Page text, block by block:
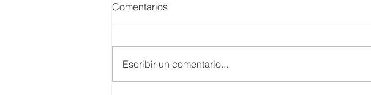
Comentarios
Escribir un comentario...